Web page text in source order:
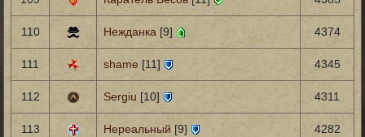
110 Нежданка [9] 4374
111 shame [11] 4345
112 Sergiu [10] 4311
113 Нереальный [9] 4282